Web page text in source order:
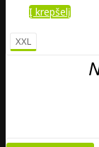
Į krepšelį
XXL